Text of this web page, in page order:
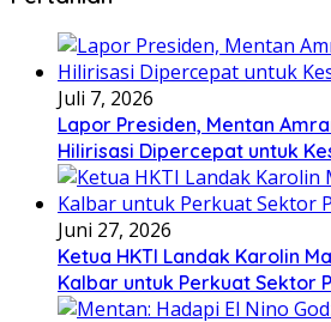
Juli 7, 2026
Lapor Presiden, Mentan
Hilirisasi Dipercepat untuk
Juni 27, 2026
Ketua HKTI Landak Karolin
Kalbar untuk Perkuat Sektor